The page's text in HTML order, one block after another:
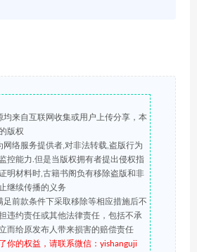
均来自互联网收集或用户上传分享，本
版权
网络服务提供者,对非法转载,盗版行为
控能力.但是当版权拥有者提出侵权指
明材料时,古籍书阁负有移除盗版和非
继续传播的义务
足前款条件下采取移除等相应措施后不
违约责任或其他法律责任，包括不承
而给原发布人带来损害的赔偿责任
你的权益，请联系微信：yishanguji